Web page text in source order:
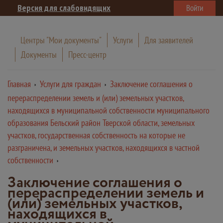
Версия для слабовидящих Войти
Центры "Мои документы" Услуги
Для заявителей
Документы
Пресс-центр
Главная Услуги для граждан
Заключение соглашения о
перераспределении земель и (или) земельных участков,
находящихся в муниципальной собственности муниципального
образования Бельский район Тверской области, земельных
участков, государственная собственность на которые не
разграничена, и земельных участков, находящихся в частной
собственности
Заключение соглашения о
перераспределении земель и
(или) земельных участков,
находящихся в